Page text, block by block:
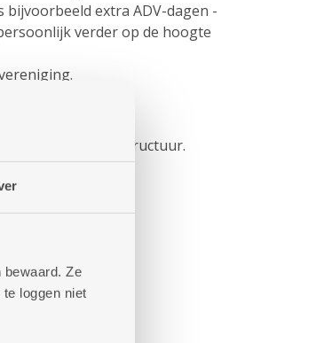
bewaard. Ze
loggen niet
extra ADV-dagen -
verder op de hoogte
juridische structuur.